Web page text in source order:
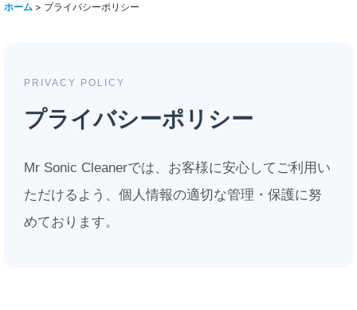
ホーム > プライバシーポリシー
PRIVACY POLICY
プライバシーポリシー
Mr Sonic Cleanerでは、お客様に安心してご利用い
ただけるよう、個人情報の適切な管理・保護に努
めております。